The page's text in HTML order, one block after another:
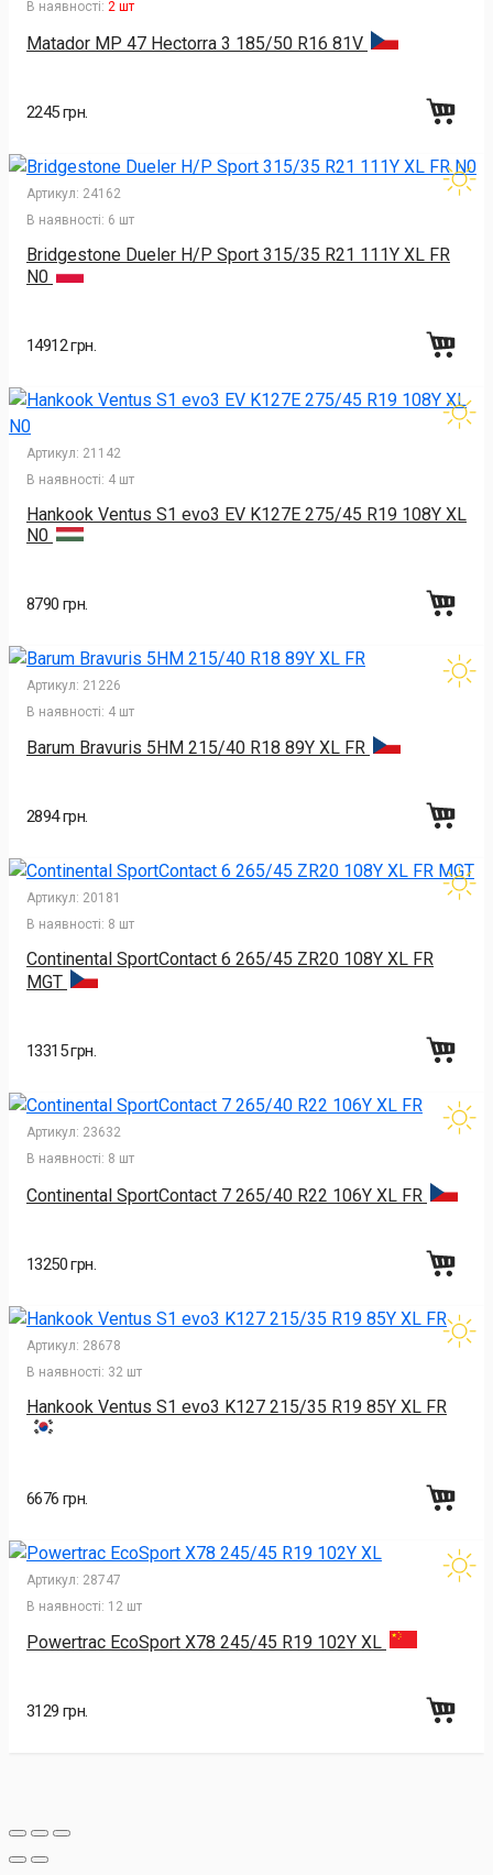
В наявності: 2 шт
Matador MP 47 Hectorra 3 185/50 R16 81V
2245 грн.
Артикул: 24162
В наявності: 6 шт
Bridgestone Dueler H/P Sport 315/35 R21 111Y XL FR
N0
14912 грн.
Артикул: 21142
В наявності: 4 шт
Hankook Ventus S1 evo3 EV K127E 275/45 R19 108Y XL
N0
8790 грн.
Артикул: 21226
В наявності: 4 шт
Barum Bravuris 5HM 215/40 R18 89Y XL FR
2894 грн.
Артикул: 20181
В наявності: 8 шт
Continental SportContact 6 265/45 ZR20 108Y XL FR
MGT
13315 грн.
Артикул: 23632
В наявності: 8 шт
Continental SportContact 7 265/40 R22 106Y XL FR
13250 грн.
Артикул: 28678
В наявності: 32 шт
Hankook Ventus S1 evo3 K127 215/35 R19 85Y XL FR
6676 грн.
Артикул: 28747
В наявності: 12 шт
Powertrac EcoSport X78 245/45 R19 102Y XL
3129 грн.